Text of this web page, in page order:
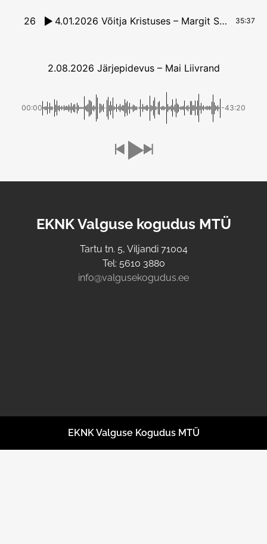
26 4.01.2026 Võitja Kristuses – Margit Saks 35:37
2.08.2026 Järjepidevus – Mai Liivrand
00:00 -43:20
EKNK Valguse kogudus MTÜ
Tartu tn. 5, Viljandi 71004
Tel: 5610 3880
info@valgusekogudus.ee
EKNK Valguse Kogudus MTÜ